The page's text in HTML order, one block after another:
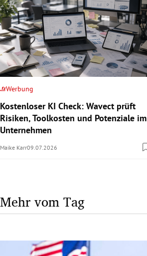
Werbung
Kostenloser KI Check: Wavect prüft
Risiken, Toolkosten und Potenziale im
Unternehmen
Maike Karr09.07.2026
Mehr vom Tag